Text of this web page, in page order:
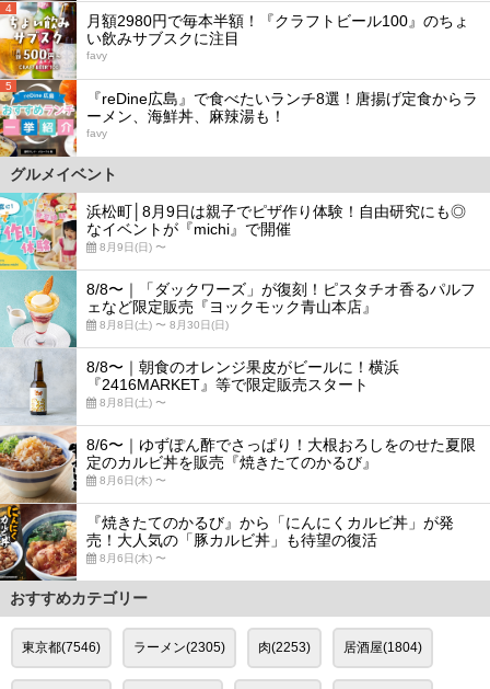
4
月額2980円で毎本半額！『クラフトビール100』のちょ
い飲みサブスクに注目
favy
5
『reDine広島』で食べたいランチ8選！唐揚げ定食からラ
ーメン、海鮮丼、麻辣湯も！
favy
グルメイベント
浜松町│8月9日は親子でピザ作り体験！自由研究にも◎
なイベントが『michi』で開催
8月9日(日) 〜
8/8〜｜「ダックワーズ」が復刻！ピスタチオ香るパルフ
ェなど限定販売『ヨックモック青山本店』
8月8日(土) 〜 8月30日(日)
8/8〜｜朝食のオレンジ果皮がビールに！横浜
『2416MARKET』等で限定販売スタート
8月8日(土) 〜
8/6〜｜ゆずぽん酢でさっぱり！大根おろしをのせた夏限
定のカルビ丼を販売『焼きたてのかるび』
8月6日(木) 〜
『焼きたてのかるび』から「にんにくカルビ丼」が発
売！大人気の「豚カルビ丼」も待望の復活
8月6日(木) 〜
おすすめカテゴリー
東京都(7546) ラーメン(2305) 肉(2253) 居酒屋(1804)